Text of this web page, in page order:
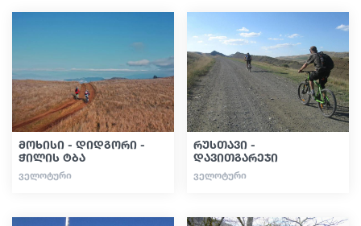
მოხისი - დიდგორი -
ჭილის ტბა
ᲕᲔᲚᲝᲢᲣᲠᲘ
რუსთავი -
დავითგარეჯი
ᲕᲔᲚᲝᲢᲣᲠᲘ